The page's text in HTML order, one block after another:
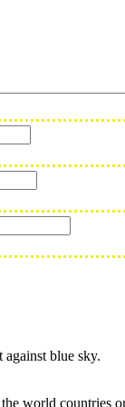
blue sky.
world countries